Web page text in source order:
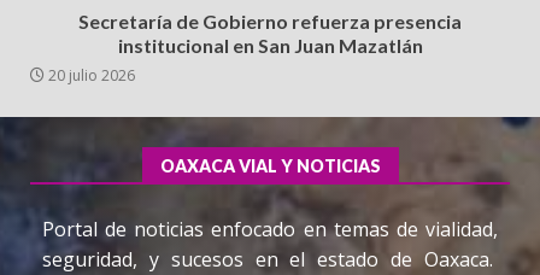
Secretaría de Gobierno refuerza presencia
institucional en San Juan Mazatlán
20 julio 2026
OAXACA VIAL Y NOTICIAS
Portal de noticias enfocado en temas de vialidad,
seguridad, y sucesos en el estado de Oaxaca.